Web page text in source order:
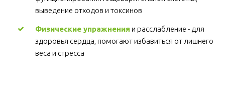
выведение отходов и токсинов
Физические упражнения и расслабление - для
здоровья сердца, помогают избавиться от лишнего
веса и стресса